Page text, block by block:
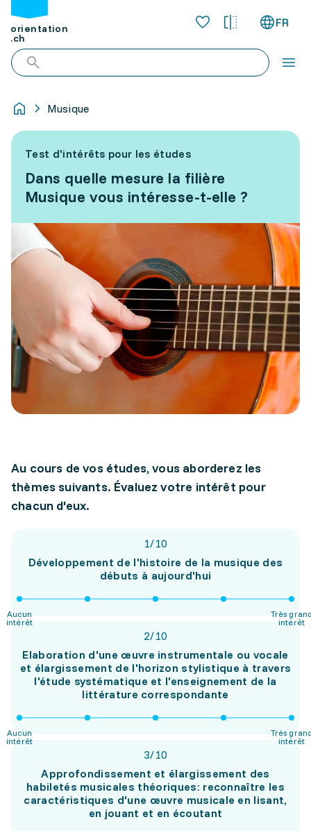
orientation
.ch
FR
Musique
Test d'intérêts pour les études
Dans quelle mesure la filière
Musique vous intéresse-t-elle ?
Au cours de vos études, vous aborderez les
thèmes suivants. Évaluez votre intérêt pour
chacun d'eux.
1/10
Développement de l'histoire de la musique des
débuts à aujourd'hui
Aucun
intérêt
Très
intérêt
2/10
Elaboration d'une œuvre instrumentale ou vocale
et élargissement de l'horizon stylistique à travers
l'étude systématique et l'enseignement de la
littérature correspondante
Aucun
intérêt
Très
intérêt
3/10
Approfondissement et élargissement des
habiletés musicales théoriques: reconnaître les
caractéristiques d'une œuvre musicale en lisant,
en jouant et en écoutant